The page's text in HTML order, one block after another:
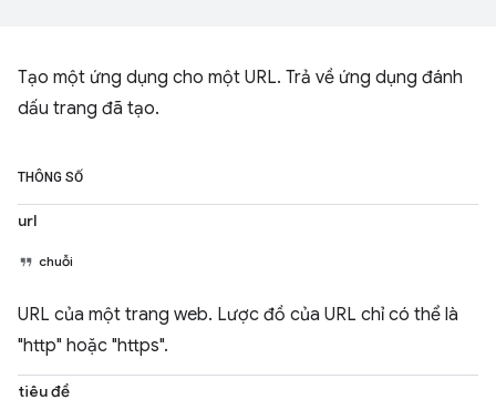
Tạo một ứng dụng cho một URL. Trả về ứng dụng đánh
dấu trang đã tạo.
THÔNG SỐ
url
chuỗi
URL của một trang web. Lược đồ của URL chỉ có thể là
"http" hoặc "https".
tiêu đề